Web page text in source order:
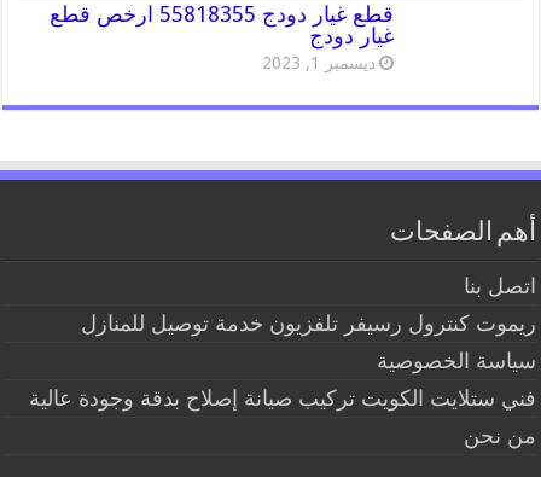
قطع غيار دودج 55818355 ارخص قطع
غيار دودج
ديسمبر 1, 2023
أهم الصفحات
اتصل بنا
ريموت كنترول رسيفر تلفزيون خدمة توصيل للمنازل
سياسة الخصوصية
فني ستلايت الكويت تركيب صيانة إصلاح بدقة وجودة عالية
من نحن